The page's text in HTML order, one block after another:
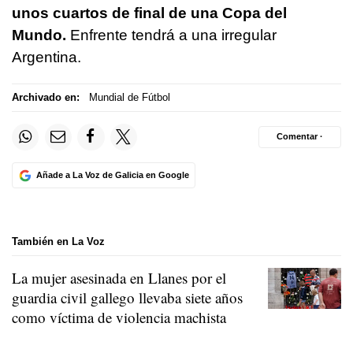
unos cuartos de final de una Copa del
Mundo. Enfrente tendrá a una irregular
Argentina.
Archivado en: Mundial de Fútbol
Añade a La Voz de Galicia en Google
Comentar ·
También en La Voz
La mujer asesinada en Llanes por el
guardia civil gallego llevaba siete años
como víctima de violencia machista